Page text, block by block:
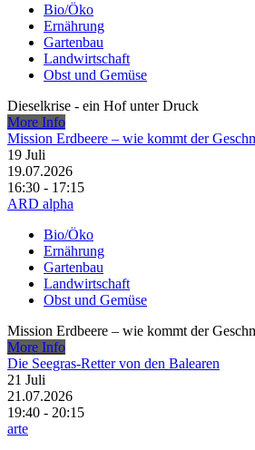
Bio/Öko
Ernährung
Gartenbau
Landwirtschaft
Obst und Gemüse
Dieselkrise - ein Hof unter Druck
More Info
Mission Erdbeere – wie kommt der
19 Juli
19.07.2026
16:30 - 17:15
ARD alpha
Bio/Öko
Ernährung
Gartenbau
Landwirtschaft
Obst und Gemüse
Mission Erdbeere – wie kommt der
More Info
Die Seegras-Retter von den Balearen
21 Juli
21.07.2026
19:40 - 20:15
arte